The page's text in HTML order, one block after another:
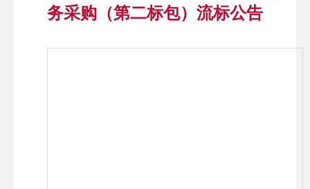
务采购（第二标包）流标公告